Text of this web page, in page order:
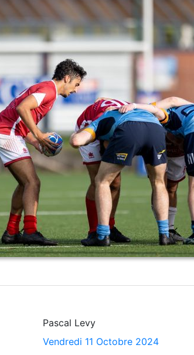
Pascal Levy
Vendredi 11 Octobre 2024